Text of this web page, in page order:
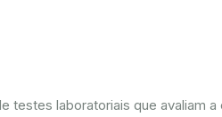
laboratoriais que avaliam